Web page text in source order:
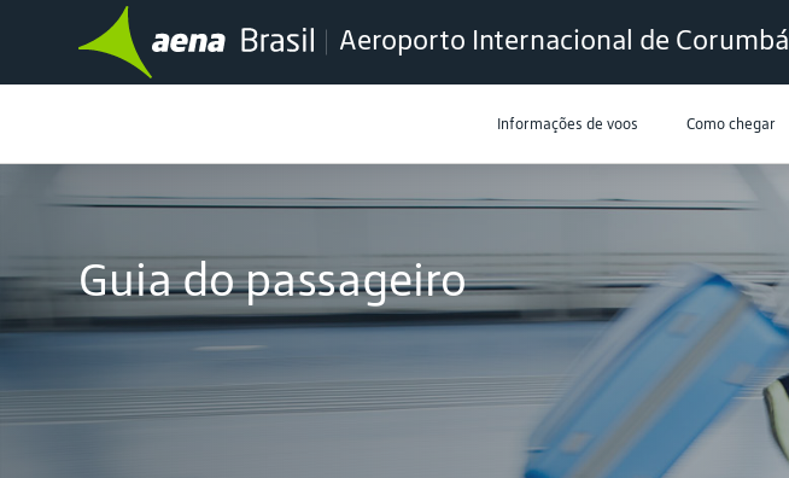
Aeroporto Internacional de Corumbá
Informações de voos Como chegar
Guia do passageiro